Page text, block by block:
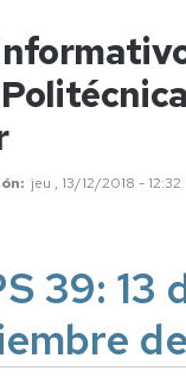
jeu , 13/12/2018 - 12:32
39: 13